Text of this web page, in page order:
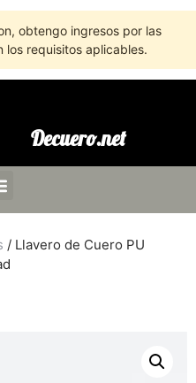
obtengo ingresos por las
requisitos aplicables.
Decuero.net
/ Llavero de Cuero PU